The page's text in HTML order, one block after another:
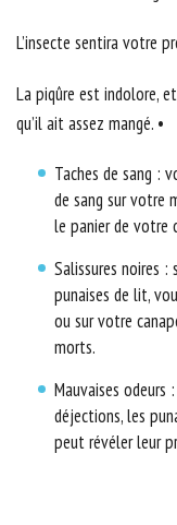
L’insecte sentira votre
La piqûre est indolore,
qu’il ait assez mangé. •
Taches de sang :
de sang sur votre
le panier de votre
Salissures noires
punaises de lit,
ou sur votre
morts.
Mauvaises odeurs
déjections, les
peut révéler leur